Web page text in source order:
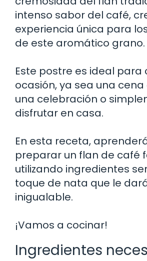
intenso sabor del café,
experiencia única para
de este aromático grano.
Este postre es ideal para
ocasión, ya sea una
una celebración o
disfrutar en casa.
En esta receta,
preparar un flan de café
utilizando ingredientes
toque de nata que le
inigualable.
¡Vamos a cocinar!
Ingredientes